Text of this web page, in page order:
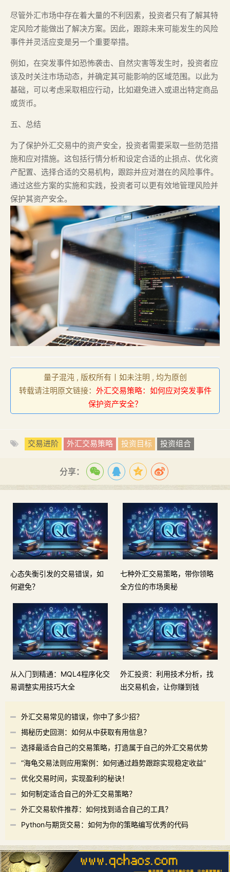
尽管外汇市场中存在着大量的不利因素，投资者只有了解其特
定风险才能做出了解决方案。因此，跟踪未来可能发生的风险
事件并灵活应变是另一个重要举措。
例如，在突发事件如恐怖袭击、自然灾害等发生时，投资者应
该及时关注市场动态，并确定其可能影响的区域范围。以此为
基础，可以考虑采取相应行动，比如避免进入或退出特定商品
或货币。
五、总结
为了保护外汇交易中的资产安全，投资者需要采取一些防范措
施和应对措施。这包括行情分析和设定合适的止损点、优化资
产配置、选择合适的交易机构，跟踪并应对潜在的风险事件。
通过这些方案的实施和实践，投资者可以更有效地管理风险并
保护其资产安全。
量子混沌 , 版权所有丨如未注明 , 均为原创
转载请注明原文链接： 外汇交易策略：如何应对突发事件
保护资产安全？
交易进阶 外汇交易策略 投资目标 投资组合
分享：
心态失衡引发的交易错误，如
何避免？
七种外汇交易策略，带你领略
全方位的市场奥秘
从入门到精通：MQL4程序化交
易调整实用技巧大全
外汇投资：利用技术分析，找
出交易机会，让你赚到钱
外汇交易常见的错误，你中了多少招？
揭秘历史回测：如何从中获取有用信息？
选择最适合自己的交易策略，打造属于自己的外汇交易优势
“海龟交易法则应用案例：如何通过趋势跟踪实现稳定收益”
优化交易时间，实现盈利的秘诀！
如何制定适合自己的外汇交易策略？
外汇交易软件推荐：如何找到适合自己的工具？
Python与期货交易：如何为你的策略编写优秀的代码